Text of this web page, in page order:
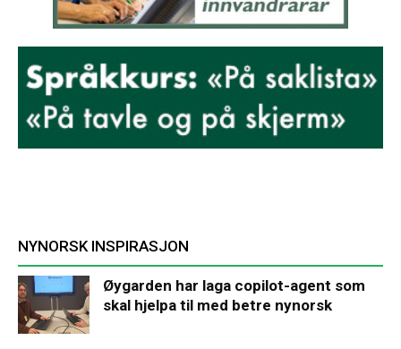
NYNORSK INSPIRASJON
Øygarden har laga copilot-agent som
skal hjelpa til med betre nynorsk